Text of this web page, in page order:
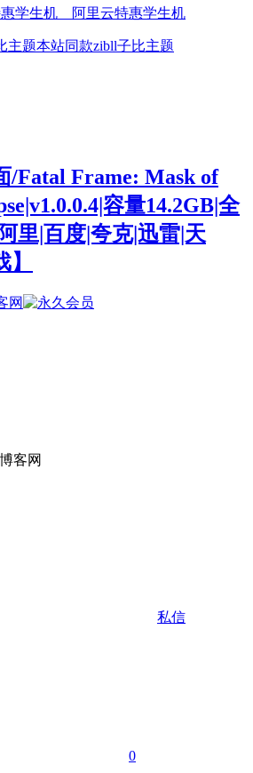
阿里云特惠学生机
本站同款zibll子比主题
/Fatal Frame: Mask of
容量14.2GB|全
里|百度|夸克|迅雷|天
私信
0